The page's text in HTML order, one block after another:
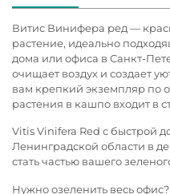
Витис Винифера ред —
растение, идеально
дома или офиса в Санкт-
очищает воздух и создает
вам крепкий экземпляр по
растения в кашпо входит в
Vitis Vinifera Red с быстрой
Ленинградской области в
стать частью вашего
Нужно озеленить весь